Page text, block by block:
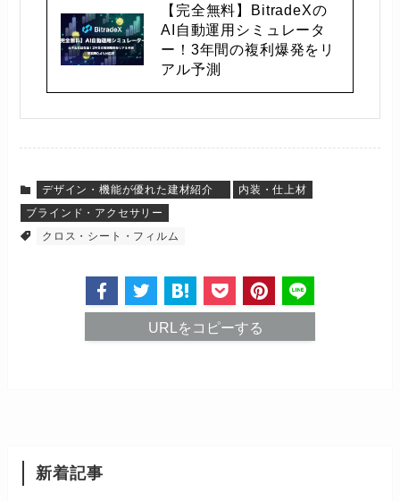
【完全無料】BitradeXの
AI自動運用シミュレータ
ー！3年間の複利爆発をリ
アル予測
デザイン・機能が優れた建材紹介
内装・仕上材
ブラインド・アクセサリー
クロス・シート・フィルム
URLをコピーする
新着記事